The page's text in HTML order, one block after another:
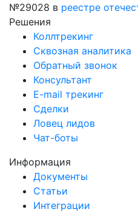
№29028 в реестре
Решения
Коллтрекинг
Сквозная аналитика
Обратный звонок
Консультант
E-mail трекинг
Сделки
Ловец лидов
Чат-боты
Информация
Документы
Статьи
Интеграции